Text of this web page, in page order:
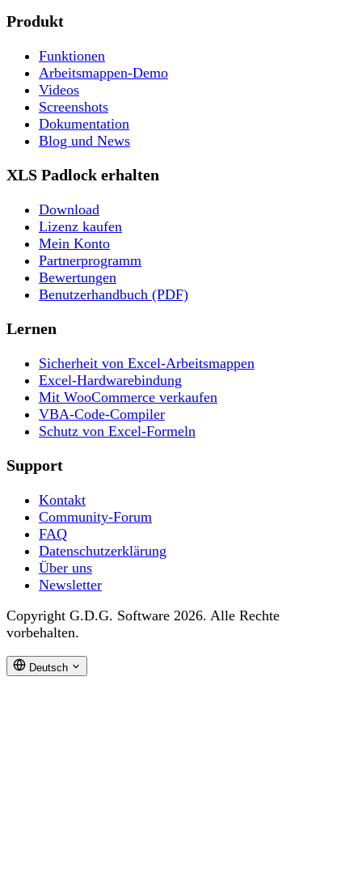
Produkt
Funktionen
Arbeitsmappen-Demo
Videos
Screenshots
Dokumentation
Blog und News
XLS Padlock erhalten
Download
Lizenz kaufen
Mein Konto
Partnerprogramm
Bewertungen
Benutzerhandbuch (PDF)
Lernen
Sicherheit von Excel-Arbeitsmappen
Excel-Hardwarebindung
Mit WooCommerce verkaufen
VBA-Code-Compiler
Schutz von Excel-Formeln
Support
Kontakt
Community-Forum
FAQ
Datenschutzerklärung
Über uns
Newsletter
Copyright G.D.G. Software 2026. Alle Rechte
vorbehalten.
Deutsch